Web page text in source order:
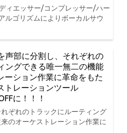
ィエッサー/コンプレッサー/ハー
ルゴリズムによりボーカルサウ
声部に分割し、それぞれの
ングできる唯一無二の機能
ーション作業に革命をもた
トレーションツール
に！！！
ぞれのトラックにルーティング
のオーケストレーション作業に